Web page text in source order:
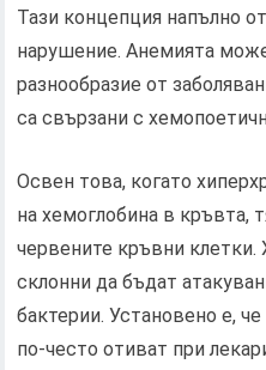
Тази концепция напълно
нарушение. Анемията
разнообразие от
са свързани с
Освен това, когато
на хемоглобина в кръвта,
червените кръвни клетки.
склонни да бъдат
бактерии. Установено е,
по-често отиват при